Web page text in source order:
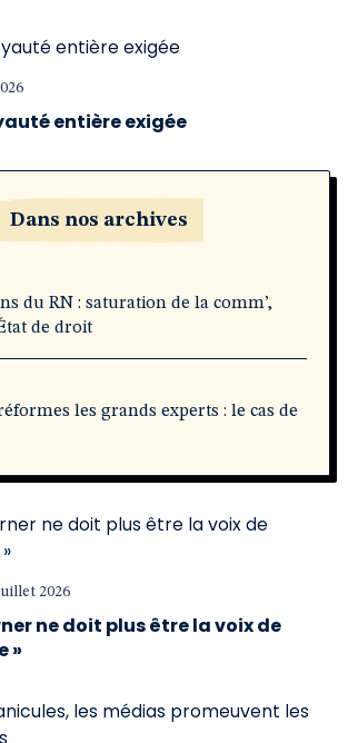
entière exigée
Dans nos archives
du RN : saturation de la comm’,
de droit
les grands experts : le cas de
2026
ne doit plus être la voix de
»